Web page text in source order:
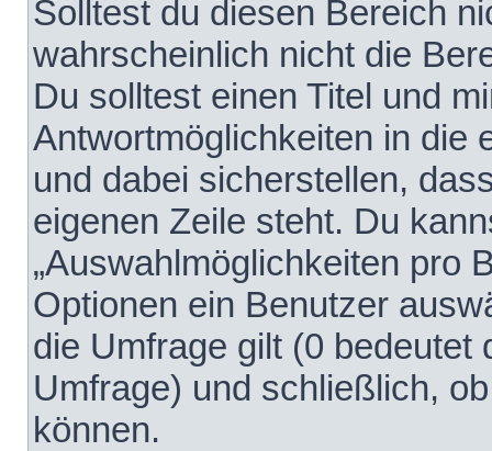
Solltest du diesen Bereich
wahrscheinlich nicht die
Du solltest einen Titel und
Antwortmöglichkeiten in die
und dabei sicherstellen,
eigenen Zeile steht. Du
„Auswahlmöglichkeiten pro
Optionen ein Benutzer
die Umfrage gilt (0 bedeutet
Umfrage) und schließlich,
können.